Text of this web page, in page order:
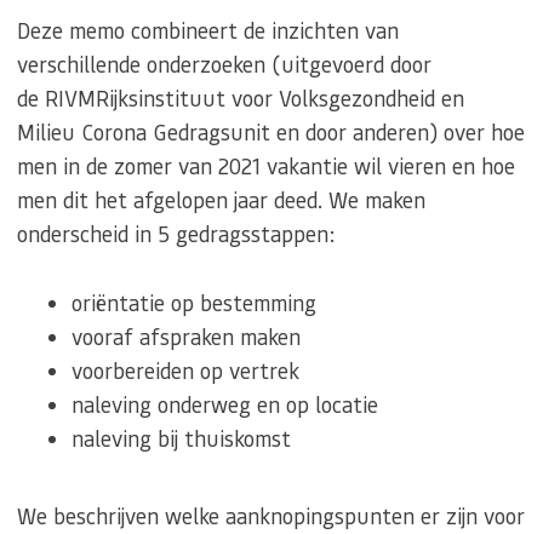
Deze memo combineert de inzichten van
verschillende onderzoeken (uitgevoerd door
de RIVMRijksinstituut voor Volksgezondheid en
Milieu Corona Gedragsunit en door anderen) over hoe
men in de zomer van 2021 vakantie wil vieren en hoe
men dit het afgelopen jaar deed. We maken
onderscheid in 5 gedragsstappen:
oriëntatie op bestemming
vooraf afspraken maken
voorbereiden op vertrek
naleving onderweg en op locatie
naleving bij thuiskomst
We beschrijven welke aanknopingspunten er zijn voor